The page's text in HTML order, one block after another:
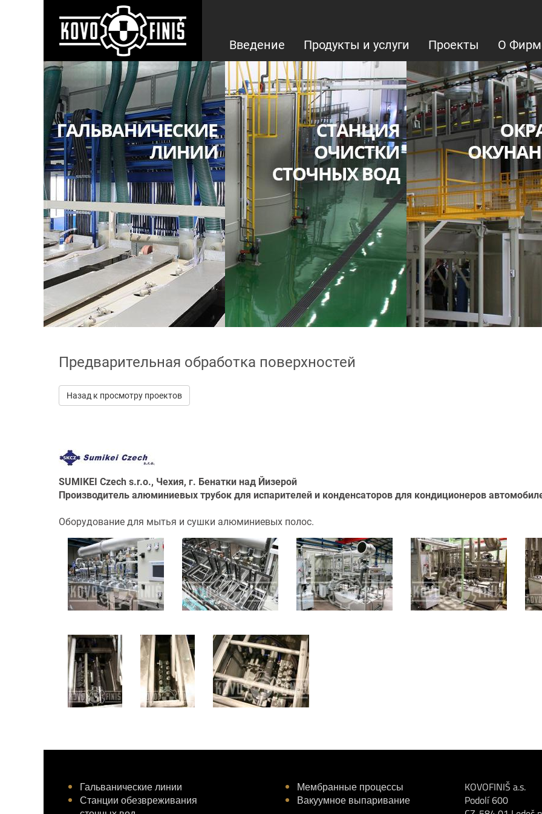
Введение Продукты и услуги Проекты О
Предварительная обработка поверхностей
Назад к просмотру проектов
SUMIKEI Czech s.r.o., Чехия, г. Бенатки над Йизерой
Производитель алюминиевых трубок для испарителей и конденсаторов для кондиционеров
Оборудование для мытья и сушки алюминиевых полос.
Гальванические линии
Станции обезвреживания
Мембранные процессы
Вакуумное выпаривание
KOVOFINIŠ a.s.
Podolí 600